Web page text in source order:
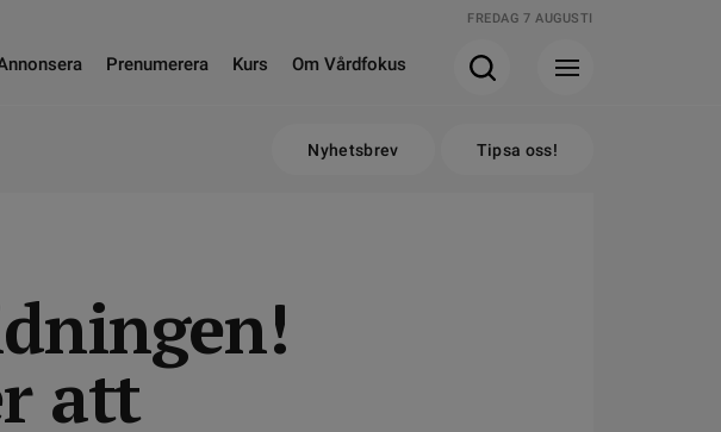
FREDAG 7 AUGUSTI
Prenumerera Kurs Om Vårdfokus
Nyhetsbrev Tipsa oss!
att